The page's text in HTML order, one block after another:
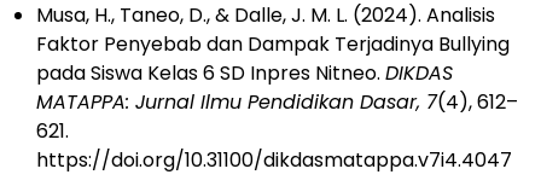
Musa, H., Taneo, D., & Dalle, J. M. L. (2024). Analisis
Faktor Penyebab dan Dampak Terjadinya Bullying
pada Siswa Kelas 6 SD Inpres Nitneo. DIKDAS
MATAPPA: Jurnal Ilmu Pendidikan Dasar, 7(4), 612–
621.
https://doi.org/10.31100/dikdasmatappa.v7i4.4047